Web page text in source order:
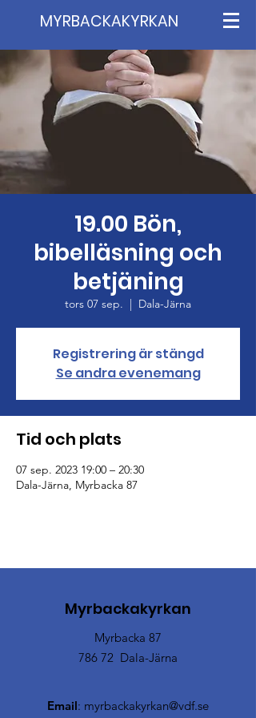
MYRBACKAKYRKAN
19.00 Bön,
bibelläsning och
betjäning
tors 07 sep.
  |
Dala-Järna
Registrering är stängd
Se andra evenemang
Tid och plats
07 sep. 2023 19:00 – 20:30
Dala-Järna, Myrbacka 87
Myrbackakyrkan
Myrbacka 87
786 72 Dala-Järna
Email: myrbackakyrkan@vdf.se